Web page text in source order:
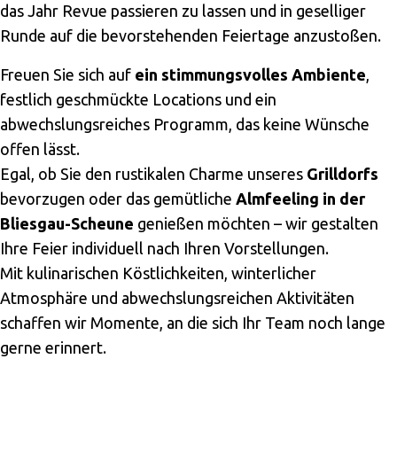
das Jahr Revue passieren zu lassen und in geselliger
Runde auf die bevorstehenden Feiertage anzustoßen.
Freuen Sie sich auf ein stimmungsvolles Ambiente
festlich geschmückte Locations und ein
abwechslungsreiches Programm, das keine Wünsche
offen lässt.
Egal, ob Sie den rustikalen Charme unseres Grilldorfs
bevorzugen oder das gemütliche Almfeeling in der
Bliesgau-Scheune genießen möchten – wir gestalten
Ihre Feier individuell nach Ihren Vorstellungen.
Mit kulinarischen Köstlichkeiten, winterlicher
Atmosphäre und abwechslungsreichen Aktivitäten
schaffen wir Momente, an die sich Ihr Team noch lange
gerne erinnert.